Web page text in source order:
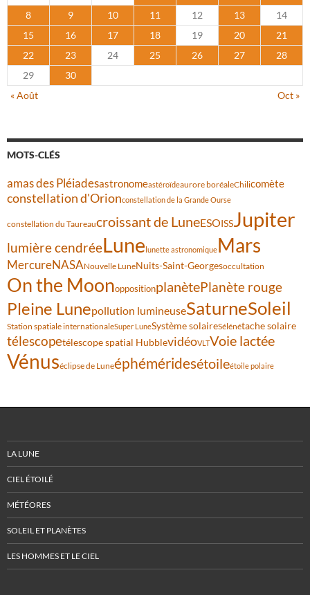
8
9 10 11 12 13
14
15
16 17 18 19 20
21
22
23 24 25 26 27
28
29
30
« Août
Oct »
MOTS-CLÉS
amas des Pléiadesastronomeastéroïdeaurore boréaleChilicomète
constellation d'Orionconstellation de la Grande Ourse
constellation du Taureaucroissant de LuneESOISSJupiter
lumière cendréeLune lunette astronomiqueMars
MercureNASANouvelle LuneNuits-Saint-Georgesoccultation
On the MoonoppositionplanètePlanète rouge
Pleine Lunepollution lumineuseSaturneSoleil
Station spatiale internationaleSuper LuneSystème solaireSélénétache solaire
télescopetélescope spatial HubblevidéoVLTVoie lactée
Vénuséclipse de Luneéphéméridesétoileétoile polaire
LA LUNE
CIEL ÉTOILÉ
MÉTÉORES
SOLEIL ET PLANÈTES
LES HOMMES ET LE CIEL